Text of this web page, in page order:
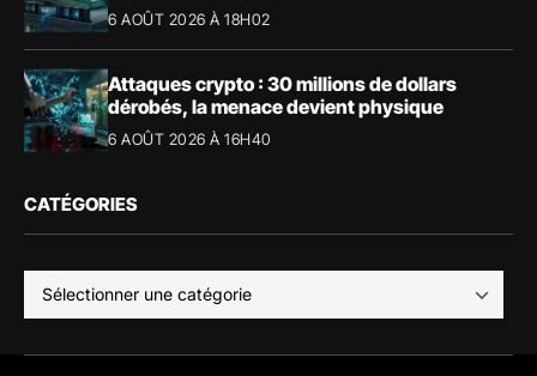
6 AOÛT 2026 À 18H02
Attaques crypto : 30 millions de dollars
dérobés, la menace devient physique
6 AOÛT 2026 À 16H40
CATÉGORIES